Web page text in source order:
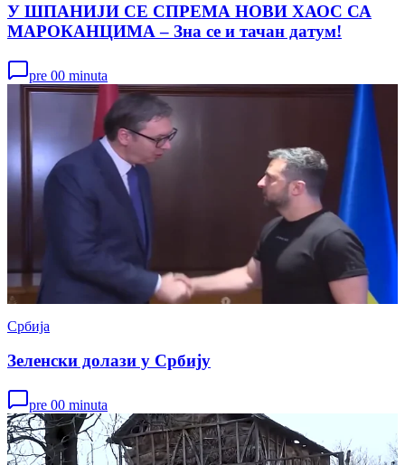
У ШПАНИЈИ СЕ СПРЕМА НОВИ ХАОС СА
МАРОКАНЦИМА – Зна се и тачан датум!
pre 00 minuta
Србија
Зеленски долази у Србију
pre 00 minuta